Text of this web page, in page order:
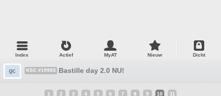
Index Actief MyAT Nieuw Dicht
gc KSC #19993 Bastille day 2.0 NU!
1 2 3 4 5 6 7 8 9 10 11